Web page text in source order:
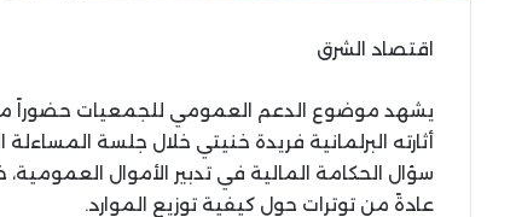
اقتصاد الشرق
يشهد موضوع الدعم العمومي للجمعيات حضوراً
أثارته البرلمانية فريدة خنيتي خلال جلسة
سؤال الحكامة المالية في تدبير الأموال
عادةً من توترات حول كيفية توزيع الموارد.